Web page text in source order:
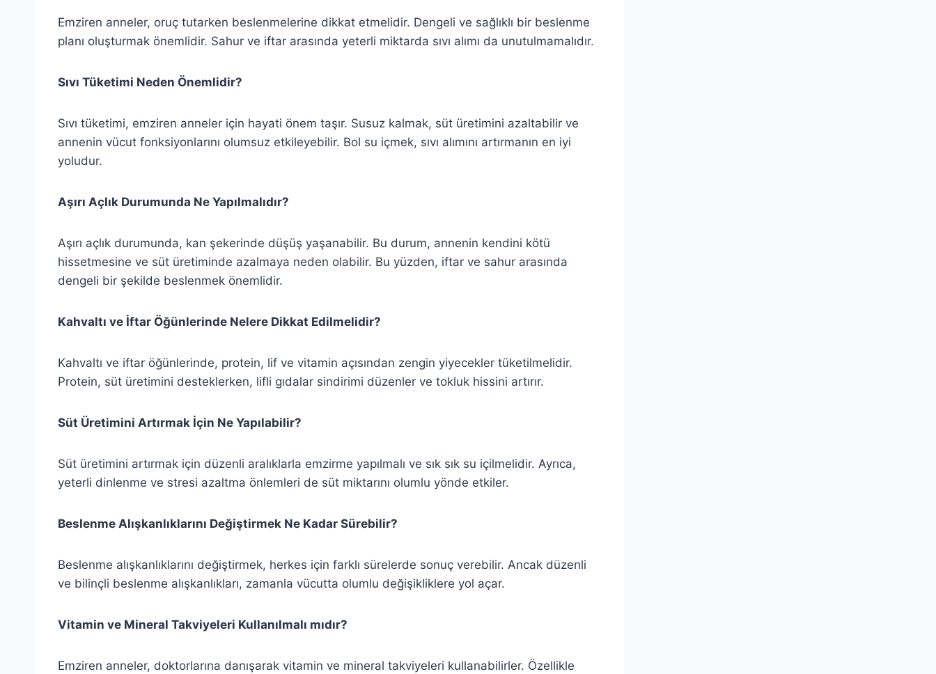
Emziren anneler, oruç tutarken beslenmelerine dikkat etmelidir. Dengeli ve sağlıklı bir beslenme
planı oluşturmak önemlidir. Sahur ve iftar arasında yeterli miktarda sıvı alımı da unutulmamalıdır.
Sıvı Tüketimi Neden Önemlidir?
Sıvı tüketimi, emziren anneler için hayati önem taşır. Susuz kalmak, süt üretimini azaltabilir ve
annenin vücut fonksiyonlarını olumsuz etkileyebilir. Bol su içmek, sıvı alımını artırmanın en iyi
yoludur.
Aşırı Açlık Durumunda Ne Yapılmalıdır?
Aşırı açlık durumunda, kan şekerinde düşüş yaşanabilir. Bu durum, annenin kendini kötü
hissetmesine ve süt üretiminde azalmaya neden olabilir. Bu yüzden, iftar ve sahur arasında
dengeli bir şekilde beslenmek önemlidir.
Kahvaltı ve İftar Öğünlerinde Nelere Dikkat Edilmelidir?
Kahvaltı ve iftar öğünlerinde, protein, lif ve vitamin açısından zengin yiyecekler tüketilmelidir.
Protein, süt üretimini desteklerken, lifli gıdalar sindirimi düzenler ve tokluk hissini artırır.
Süt Üretimini Artırmak İçin Ne Yapılabilir?
Süt üretimini artırmak için düzenli aralıklarla emzirme yapılmalı ve sık sık su içilmelidir. Ayrıca,
yeterli dinlenme ve stresi azaltma önlemleri de süt miktarını olumlu yönde etkiler.
Beslenme Alışkanlıklarını Değiştirmek Ne Kadar Sürebilir?
Beslenme alışkanlıklarını değiştirmek, herkes için farklı sürelerde sonuç verebilir. Ancak düzenli
ve bilinçli beslenme alışkanlıkları, zamanla vücutta olumlu değişikliklere yol açar.
Vitamin ve Mineral Takviyeleri Kullanılmalı mıdır?
Emziren anneler, doktorlarına danışarak vitamin ve mineral takviyeleri kullanabilirler. Özellikle